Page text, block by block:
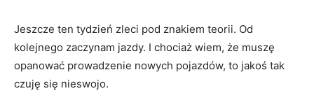
Jeszcze ten tydzień zleci pod znakiem teorii. Od
kolejnego zaczynam jazdy. I chociaż wiem, że muszę
opanować prowadzenie nowych pojazdów, to jakoś tak
czuję się nieswojo.